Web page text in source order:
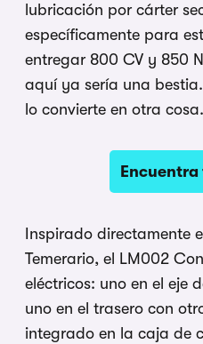
lubricación por cárter
específicamente para
entregar 800 CV y 850
aquí ya sería una
lo convierte en otra cosa.
Inspirado directamente
Temerario, el LM002
eléctricos: uno en el eje
uno en el trasero con
integrado en la caja de